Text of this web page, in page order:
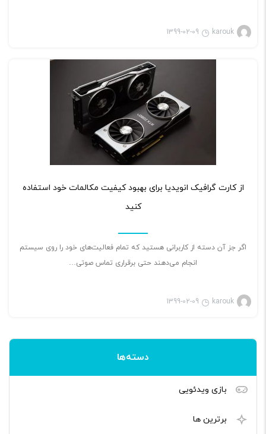
دسته‌ها
بازی ویدئویی
برترین ها
karouk
1399-02-09
از کارت گرافیک انویدیا برای بهبود کیفیت مکالمات خود استفاده
کنید
اگر جز آن دسته از کاربرانی هستید که تمام فعالیت‌های خود را روی سیستم
انجام می‌دهند حتی برقراری تماس صوتی…
karouk
1399-02-09